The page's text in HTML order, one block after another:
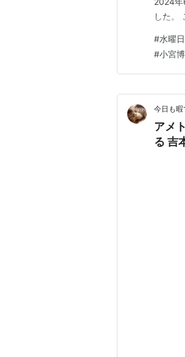
した。
#水曜
#小宮
今日も暇
アメ
る 吉